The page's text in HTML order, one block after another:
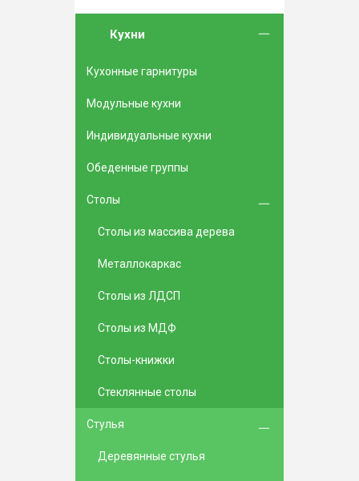
Кухни
Кухонные гарнитуры
Модульные кухни
Индивидуальные кухни
Обеденные группы
Столы
Столы из массива дерева
Металлокаркас
Столы из ЛДСП
Столы из МДФ
Столы-книжки
Стеклянные столы
Стулья
Деревянные стулья